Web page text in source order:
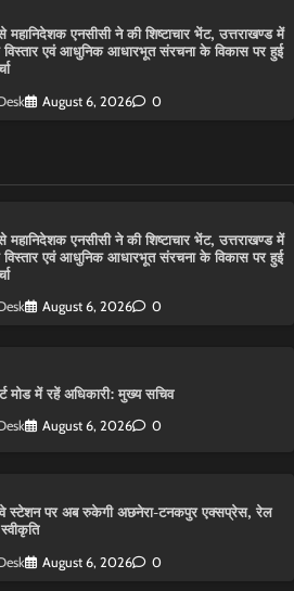
महानिदेशक एनसीसी ने की शिष्टाचार भेंट, उत्तराखण्ड में
एवं आधुनिक आधारभूत संरचना के विकास पर हुई
August 6, 2026 0
महानिदेशक एनसीसी ने की शिष्टाचार भेंट, उत्तराखण्ड में
एवं आधुनिक आधारभूत संरचना के विकास पर हुई
August 6, 2026 0
मोड में रहें अधिकारी: मुख्य सचिव
August 6, 2026 0
स्टेशन पर अब रुकेगी अछनेरा-टनकपुर एक्सप्रेस, रेल
August 6, 2026 0